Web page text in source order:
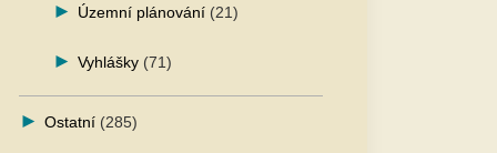
Územní plánování(21)
Vyhlášky(71)
Ostatní(285)